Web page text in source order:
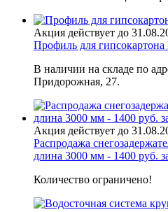
Акция действует до
Профиль для
В наличии на складе по
Придорожная, 27.
Акция действует до
Распродажа
длина 3000 мм - 1400 руб.
Количество ограничено!